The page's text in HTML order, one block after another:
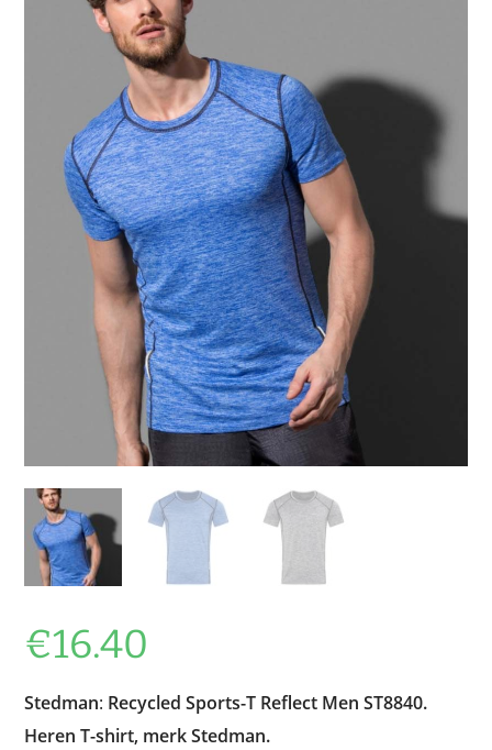
€16.40
Stedman: Recycled Sports-T Reflect Men ST8840.
Heren T-shirt, merk Stedman.